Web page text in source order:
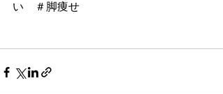
い　＃脚痩せ